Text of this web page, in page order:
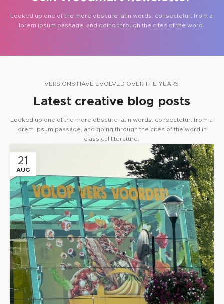
Looked up one of the more obscure latin words, consectetur, from a
lorem ipsum passage, and going through the cites of the word.
VERSIONS HAVE EVOLVED OVER THE YEARS
Latest creative blog posts
Looked up one of the more obscure latin words, consectetur, from a
lorem ipsum passage, and going through the cites of the word in
classical literature.
21
AUG